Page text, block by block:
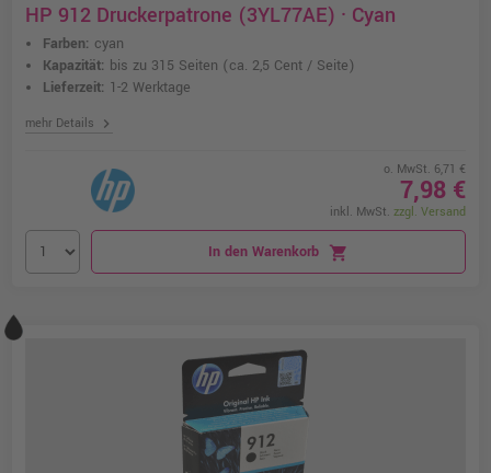
HP 912 Druckerpatrone (3YL77AE) · Cyan
Farben: cyan
Kapazität: bis zu 315 Seiten (ca. 2,5 Cent / Seite)
Lieferzeit: 1-2 Werktage
mehr Details chevron_right
o. MwSt. 6,71 €
7,98 €
inkl. MwSt. zzgl. Versand
In den Warenkorb shopping_cart